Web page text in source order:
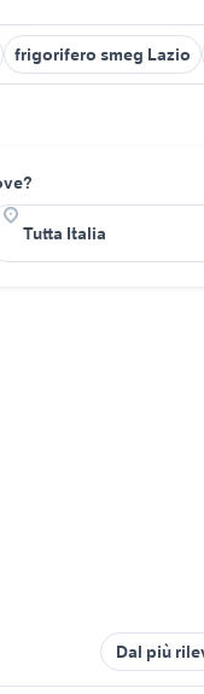
frigorifero smeg Lazio
Dal più